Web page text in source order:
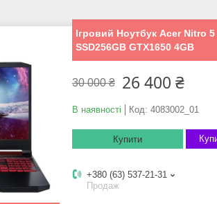
Ігровий Ноутбук Acer Nitro
SSD256GB GTX1650 4GB
30 000 ₴ 26 400 ₴
В наявності Код: 4083002_01
Купити
+380 (63) 537-21-31
Продаж